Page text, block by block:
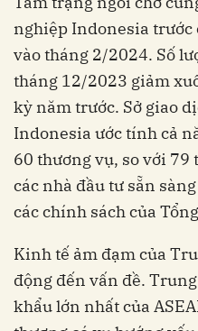
nghiệp Indonesia trước
vào tháng 2/2024. Số
tháng 12/2023 giảm
kỳ năm trước. Sở giao
Indonesia ước tính cả
60 thương vụ, so với
các nhà đầu tư sẵn
các chính sách của
Kinh tế ảm đạm của
động đến vấn đề.
khẩu lớn nhất của